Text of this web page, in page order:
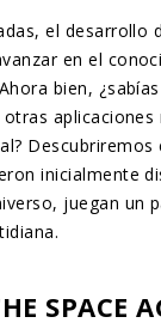
el desarrollo
en el
bien,
aplicaciones
inicialmente
juegan un
SPACE